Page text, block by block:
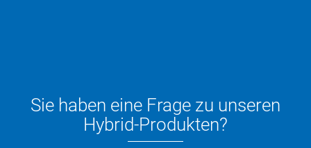
Sie haben eine Frage zu unseren
Hybrid-Produkten?